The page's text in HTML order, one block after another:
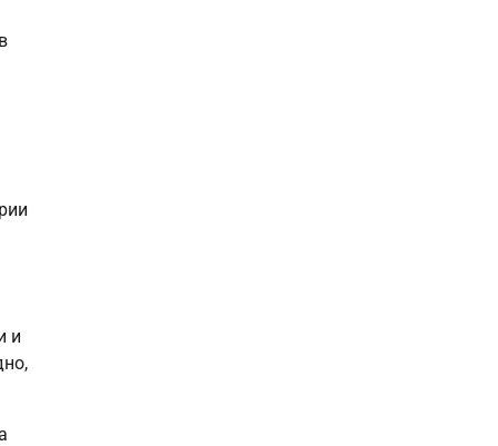
и